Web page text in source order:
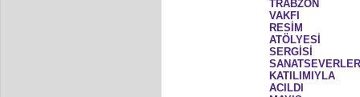
TRABZON
VAKFI
RESİM
ATÖLYESİ
SERGİSİ
KATILIMIYLA
ACILDI